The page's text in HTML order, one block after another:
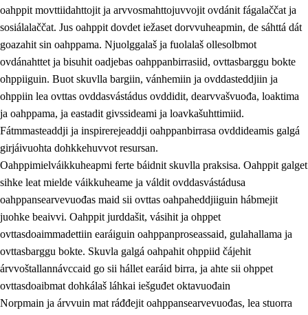
3. Skuvlla praksisa prinsihpat
Fátmmasteaddji oahppanbiras
3.2 Oahpaheapmi ja heivehuvvon oahpahus
3.3 Ovttasbargu ruovttu ja skuvlla gaskka
3.4 Oahpahus oahppofitnodagas ja bargoeallimis
3.5 Profešuvdnasearvevuohta ja skuvlaovdáneapmi
oahppit movttiidahttojit ja arvvosmahttojuvvojit ovdánit fágalaččat ja
sosiálalaččat. Jus oahppit dovdet iežaset dorvvuheapmin, de sáhttá dát
goazahit sin oahppama. Njuolggalaš ja fuolalaš ollesolbmot
ovdánahttet ja bisuhit oadjebas oahppanbirrasiid, ovttasbarggu bokte
ohppiiguin. Buot skuvlla bargiin, vánhemiin ja ovddasteddjiin ja
ohppiin lea ovttas ovddasvástádus ovddidit, dearvvašvuođa, loaktima
ja oahppama, ja eastadit givssideami ja loavkašuhttimiid.
Fátmmasteaddji ja inspirerejeaddji oahppanbirrasa ovddideamis galgá
girjáivuohta dohkkehuvvot resursan.
Oahppimielváikkuheapmi ferte báidnit skuvlla praksisa. Oahppit galget
sihke leat mielde váikkuheame ja váldit ovddasvástádusa
oahppansearvevuođas maid sii ovttas oahpaheddjiiguin hábmejit
juohke beaivvi. Oahppit jurddašit, vásihit ja ohppet
ovttasdoaimmadettiin earáiguin oahppanproseassaid, gulahallama ja
ovttasbarggu bokte. Skuvla galgá oahpahit ohppiid čájehit
árvvoštallannávccaid go sii hállet earáid birra, ja ahte sii ohppet
ovttasdoaibmat dohkálaš láhkai iešguđet oktavuođain
Norpmain ja árvvuin mat ráđđejit oahppansearvevuođas, lea stuorra